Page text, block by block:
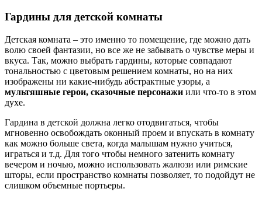
Гардины для детской комнаты
Детская комната – это именно то помещение, где можно дать
волю своей фантазии, но все же не забывать о чувстве меры и
вкуса. Так, можно выбрать гардины, которые совпадают
тональностью с цветовым решением комнаты, но на них
изображены ни какие-нибудь абстрактные узоры, а
мультяшные герои, сказочные персонажи или что-то в этом
духе.
Гардина в детской должна легко отодвигаться, чтобы
мгновенно освобождать оконный проем и впускать в комнату
как можно больше света, когда малышам нужно учиться,
играться и т.д. Для того чтобы немного затенить комнату
вечером и ночью, можно использовать жалюзи или римские
шторы, если пространство комнаты позволяет, то подойдут не
слишком объемные портьеры.